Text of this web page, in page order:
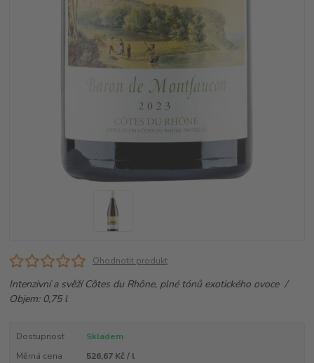
Ohodnotit produkt
Intenzivní a svěží Côtes du Rhône, plné tónů exotického ovoce /
Objem: 0,75 l
Dostupnost
Skladem
Měrná cena
526,67 Kč / l